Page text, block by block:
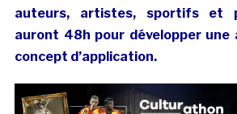
auteurs, artistes, sportifs et
auront 48h pour développer une
concept d’application.